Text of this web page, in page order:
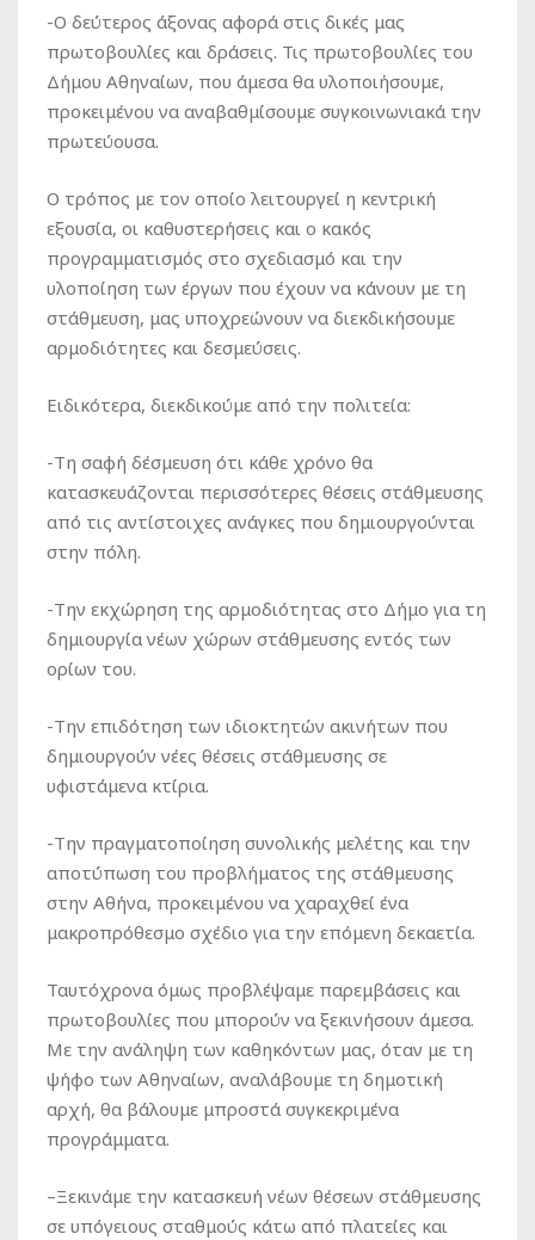
-Ο δεύτερος άξονας αφορά στις δικές μας
πρωτοβουλίες και δράσεις. Τις πρωτοβουλίες του
Δήμου Αθηναίων, που άμεσα θα υλοποιήσουμε,
προκειμένου να αναβαθμίσουμε συγκοινωνιακά την
πρωτεύουσα.
Ο τρόπος με τον οποίο λειτουργεί η κεντρική
εξουσία, οι καθυστερήσεις και ο κακός
προγραμματισμός στο σχεδιασμό και την
υλοποίηση των έργων που έχουν να κάνουν με τη
στάθμευση, μας υποχρεώνουν να διεκδικήσουμε
αρμοδιότητες και δεσμεύσεις.
Ειδικότερα, διεκδικούμε από την πολιτεία:
-Τη σαφή δέσμευση ότι κάθε χρόνο θα
κατασκευάζονται περισσότερες θέσεις στάθμευσης
από τις αντίστοιχες ανάγκες που δημιουργούνται
στην πόλη.
-Την εκχώρηση της αρμοδιότητας στο Δήμο για τη
δημιουργία νέων χώρων στάθμευσης εντός των
ορίων του.
-Την επιδότηση των ιδιοκτητών ακινήτων που
δημιουργούν νέες θέσεις στάθμευσης σε
υφιστάμενα κτίρια.
-Την πραγματοποίηση συνολικής μελέτης και την
αποτύπωση του προβλήματος της στάθμευσης
στην Αθήνα, προκειμένου να χαραχθεί ένα
μακροπρόθεσμο σχέδιο για την επόμενη δεκαετία.
Ταυτόχρονα όμως προβλέψαμε παρεμβάσεις και
πρωτοβουλίες που μπορούν να ξεκινήσουν άμεσα.
Με την ανάληψη των καθηκόντων μας, όταν με τη
ψήφο των Αθηναίων, αναλάβουμε τη δημοτική
αρχή, θα βάλουμε μπροστά συγκεκριμένα
προγράμματα.
–Ξεκινάμε την κατασκευή νέων θέσεων στάθμευσης
σε υπόγειους σταθμούς κάτω από πλατείες και